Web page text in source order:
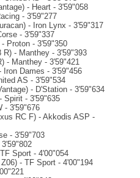
- Heart - 3'59"058
- 3'59"277
- Iron Lynx - 3'59"317
- 3'59"337
Proton - 3'59"350
- Manthey - 3'59"393
- Manthey - 3'59"421
Iron Dames - 3'59"456
AS - 3'59"534
- D'Station - 3'59"634
Spirit - 3'59"635
- 3'59"676
RC F) - Akkodis ASP -
- 3'59"703
Sport - 4'00"054
- TF Sport - 4'00"194